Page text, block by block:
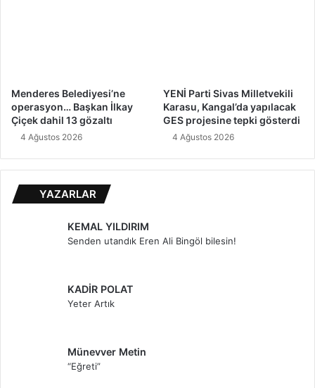
Menderes Belediyesi’ne
operasyon… Başkan İlkay
Çiçek dahil 13 gözaltı
4 Ağustos 2026
YENİ Parti Sivas Milletvekili
Karasu, Kangal’da yapılacak
GES projesine tepki gösterdi
4 Ağustos 2026
YAZARLAR
KEMAL YILDIRIM
Senden utandık Eren Ali Bingöl bilesin!
KADİR POLAT
Yeter Artık
Münevver Metin
“Eğreti”